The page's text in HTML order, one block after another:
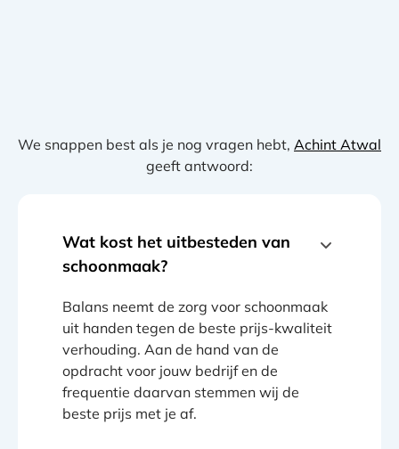
We snappen best als je nog vragen hebt, Achint Atwal
geeft antwoord:
Wat kost het uitbesteden van
schoonmaak?
Balans neemt de zorg voor schoonmaak
uit handen tegen de beste prijs-kwaliteit
verhouding. Aan de hand van de
opdracht voor jouw bedrijf en de
frequentie daarvan stemmen wij de
beste prijs met je af.